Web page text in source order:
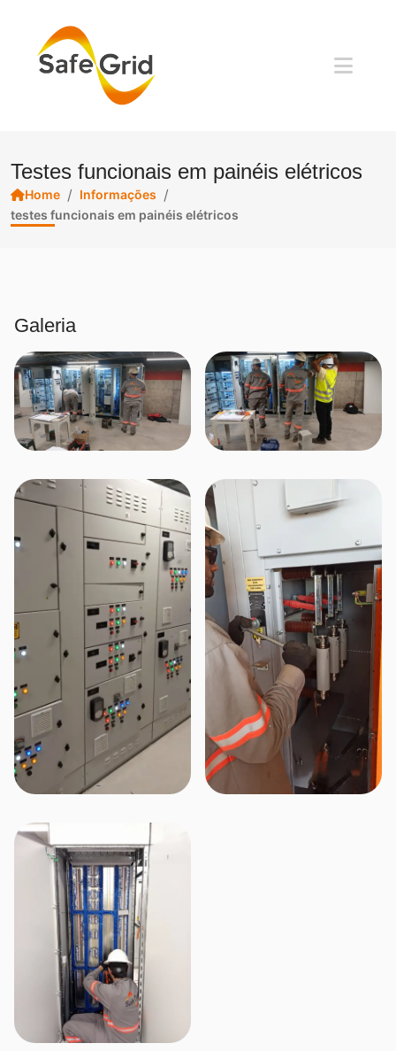
Testes funcionais em painéis elétricos
Home / Informações /
testes funcionais em painéis elétricos
Galeria